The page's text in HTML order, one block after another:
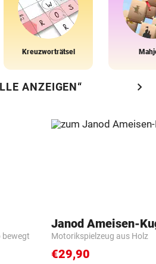
Kreuzworträtsel
ANZEIGEN“ chevron_right
bewegt
Janod Ameisen-
Motorikspielzeug aus Holz
€29,90